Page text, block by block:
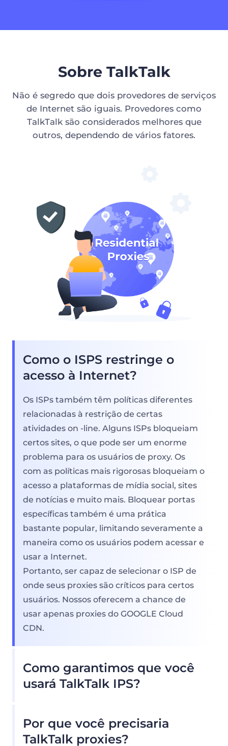
Sobre TalkTalk
Não é segredo que dois provedores de serviços
de Internet são iguais. Provedores como
TalkTalk são considerados melhores que
outros, dependendo de vários fatores.
Como o ISPS restringe o
acesso à Internet?
Os ISPs também têm políticas diferentes
relacionadas à restrição de certas
atividades on -line. Alguns ISPs bloqueiam
certos sites, o que pode ser um enorme
problema para os usuários de proxy. Os
com as políticas mais rigorosas bloqueiam o
acesso a plataformas de mídia social, sites
de notícias e muito mais. Bloquear portas
específicas também é uma prática
bastante popular, limitando severamente a
maneira como os usuários podem acessar e
usar a Internet.
Portanto, ser capaz de selecionar o ISP de
onde seus proxies são críticos para certos
usuários. Nossos oferecem a chance de
usar apenas proxies do GOOGLE Cloud
CDN.
Como garantimos que você
usará TalkTalk IPS?
inúmeras TalkTalk Proxies, para que nossos
clientes não precisem se preocupar com as
Por que você precisaria
TalkTalk proxies?